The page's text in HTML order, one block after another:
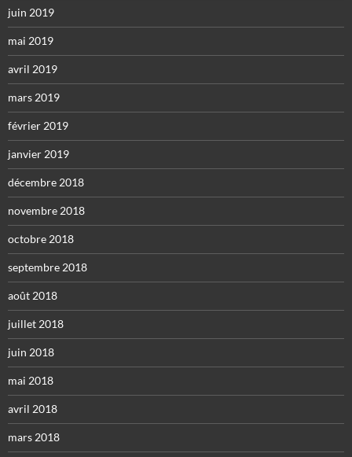
juin 2019
mai 2019
avril 2019
mars 2019
février 2019
janvier 2019
décembre 2018
novembre 2018
octobre 2018
septembre 2018
août 2018
juillet 2018
juin 2018
mai 2018
avril 2018
mars 2018